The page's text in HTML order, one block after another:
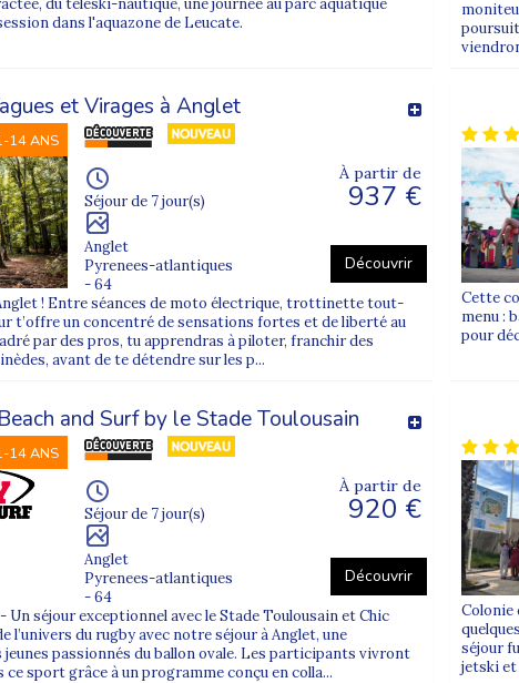
du téléski-nautique, une journée au parc aquatique
dans l'aquazone de Leucate.
et Virages à Anglet
14 ANS
Séjour de 7 jour(s)
Anglet
Pyrenees-atlantiques
- 64
À partir de
937 €
Découvrir
! Entre séances de moto électrique, trottinette tout-
t’offre un concentré de sensations fortes et de liberté au
par des pros, tu apprendras à piloter, franchir des
avant de te détendre sur les p...
Cette
menu :
pour
and Surf by le Stade Toulousain
14 ANS
Séjour de 7 jour(s)
Anglet
Pyrenees-atlantiques
- 64
À partir de
920 €
Découvrir
Un séjour exceptionnel avec le Stade Toulousain et Chic
l’univers du rugby avec notre séjour à Anglet, une
jeunes passionnés du ballon ovale. Les participants vivront
sport grâce à un programme conçu en colla...
Colonie
séjour
jetski et